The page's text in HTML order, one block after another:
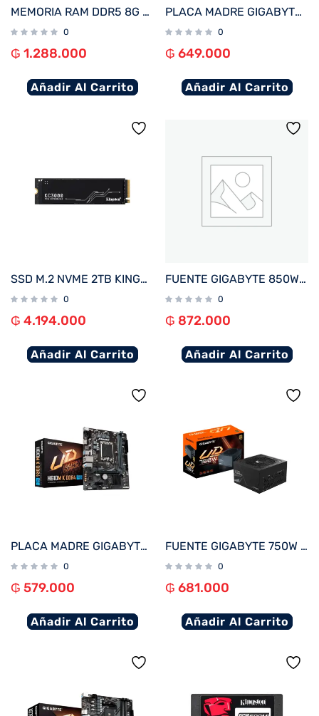
MEMORIA RAM DDR5 8G 6000 KINGSTON FURY BEAST BK KF560C36BBEA-8 RGB XMP
0
₲ 1.288.000
Añadir Al Carrito
PLACA MADRE GIGABYTE 1700 H610M K V2 DDR5 S/R/HDMI/DP/M2/USB3.2/MATX
0
₲ 649.000
Añadir Al Carrito
SSD M.2 NVME 2TB KINGSTON KC3000 SKC3000D/2048G 7000/7000 PCIE 4.0
0
₲ 4.194.000
Añadir Al Carrito
FUENTE GIGABYTE 850W 80PLUS GOLD FULL MODULAR BIVOLT GP-UD850GM
0
₲ 872.000
Añadir Al Carrito
PLACA MADRE GIGABYTE 1700 H610M K DDR4 S/R/HDMI/M2/USB3.2/MATX
0
₲ 579.000
Añadir Al Carrito
FUENTE GIGABYTE 750W 80PLUS GOLD FULL MODULAR BIVOLT GP-UD750GM
0
₲ 681.000
Añadir Al Carrito